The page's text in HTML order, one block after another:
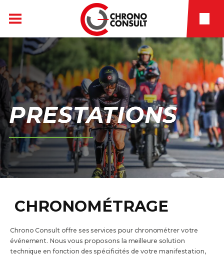
PRESTATIONS
CHRONOMÉTRAGE
Chrono Consult offre ses services pour chronométrer votre
événement. Nous vous proposons la meilleure solution
technique en fonction des spécificités de votre manifestation,